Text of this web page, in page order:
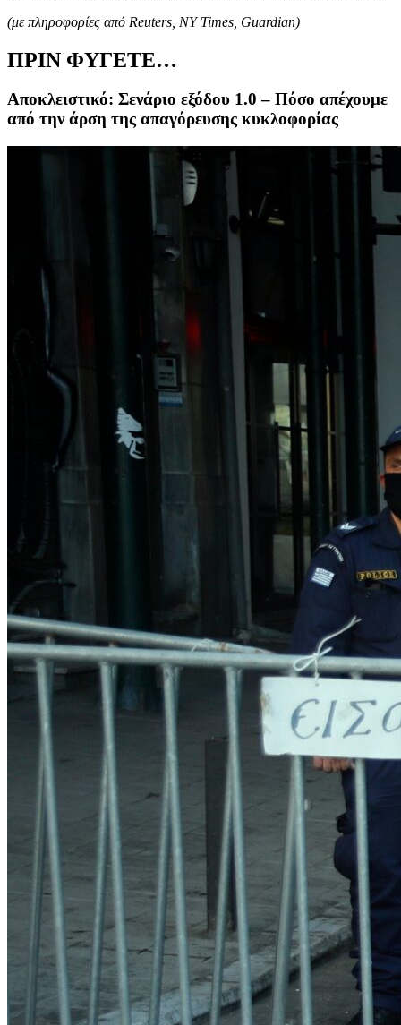
(με πληροφορίες από Reuters, NY Times, Guardian)
ΠΡΙΝ ΦΥΓΕΤΕ…
Aποκλειστικό: Σενάριο εξόδου 1.0 – Πόσο απέχουμε
από την άρση της απαγόρευσης κυκλοφορίας